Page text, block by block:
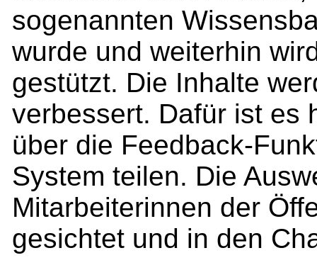
sogenannten
wurde und weiterhin
gestützt. Die Inhalte
verbessert. Dafür ist es
über die Feedback-
System teilen. Die
Mitarbeiterinnen der
gesichtet und in den